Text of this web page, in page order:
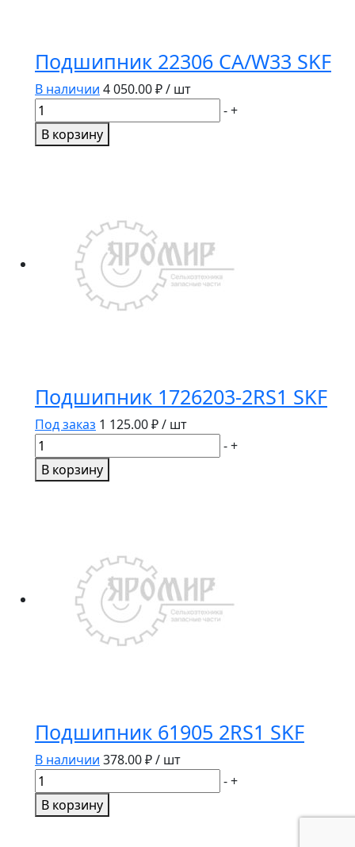
Подшипник 22306 CA/W33 SKF
В наличии 4 050.00₽ / шт
Количество
товара
Подшипник
-+
В корзину
Подшипник 1726203-2RS1 SKF
Под заказ 1 125.00₽ / шт
Количество
товара
Подшипник
-+
В корзину
Подшипник 61905 2RS1 SKF
В наличии 378.00₽ / шт
Количество
товара
Подшипник
-+
В корзину